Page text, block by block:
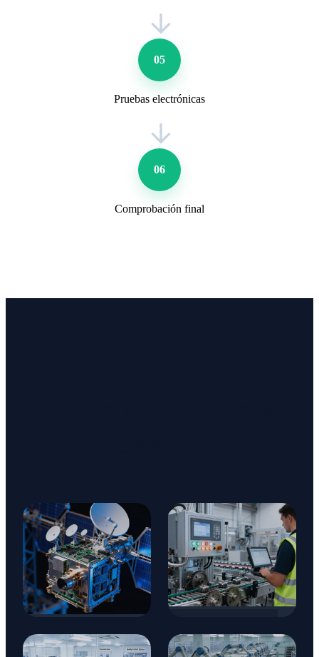
05
Pruebas electrónicas
06
Comprobación final
Aeroespacial Automoción